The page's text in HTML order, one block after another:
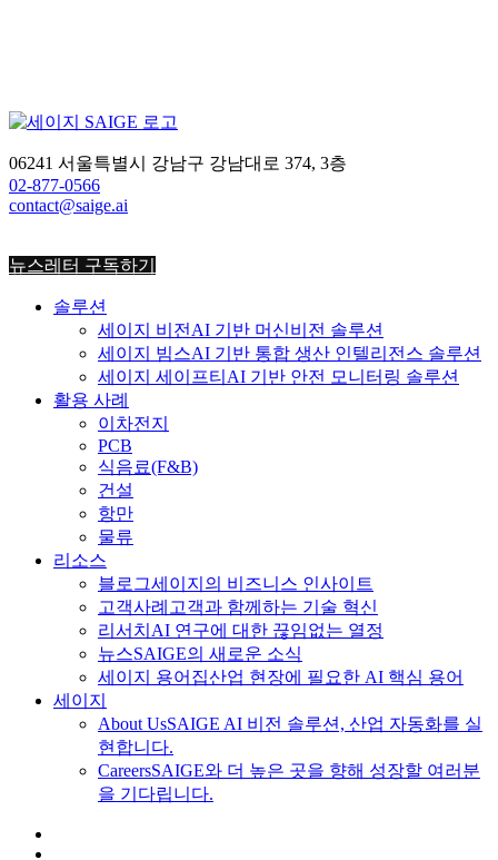
비전 솔루션으로 2차 산업 현장을 혁신하고 […]
팀스토리
2025-08-26
06241 서울특별시 강남구 강남대로 374, 3층
02-877-0566
contact@saige.ai
뉴스레터 구독하기
솔루션
세이지 비전AI 기반 머신비전 솔루션
세이지 빔스AI 기반 통합 생산 인텔리전스 솔루션
세이지 세이프티 AI 기반 안전 모니터링 솔루션
활용 사례
이차전지
PCB
식음료(F&B)
건설
항만
물류
리소스
블로그세이지의 비즈니스 인사이트
고객사례 고객과 함께하는 기술 혁신
리서치 AI 연구에 대한 끊임없는 열정
뉴스SAIGE의 새로운 소식
세이지 용어집산업 현장에 필요한 AI 핵심 용어
세이지
About UsSAIGE AI 비전 솔루션, 산업 자동화를 실
현합니다.
CareersSAIGE와 더 높은 곳을 향해 성장할 여러분
을 기다립니다.